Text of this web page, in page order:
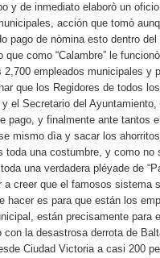
y de inmediato elaborò un
acción que tomò
pago de nòmina esto dentro
que como “Calambre” le
empleados municipales y
que los Regidores de todos
el Secretario del
pago, y finalmente ante tantos
mismo dìa y sacar los
una costumbre, y como no
una verdadera pléyade de
creer que el famosos sistema
hacer es para que están los
están precisamente para
la desastrosa derrota de
Ciudad Victoria a casi 200